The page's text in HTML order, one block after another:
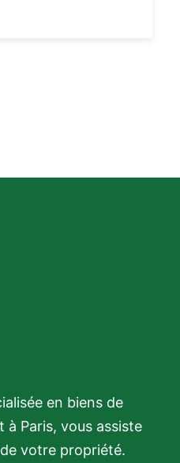
en biens de
à Paris, vous assiste
votre propriété.